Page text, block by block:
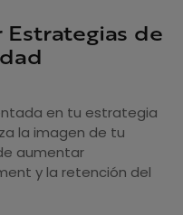
de
en tu estrategia
la imagen de tu
aumentar
y la retención del